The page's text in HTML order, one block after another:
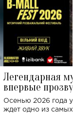
Легендарная
впервые
Украине: где
Осенью 2026 года
ждет одно из